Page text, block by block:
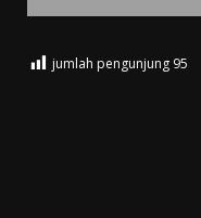
jumlah pengunjung 95